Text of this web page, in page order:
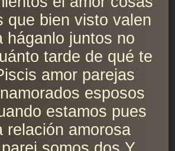
que bien visto valen
háganlo juntos no
tarde de qué te
amor parejas
esposos
estamos pues
relación amorosa